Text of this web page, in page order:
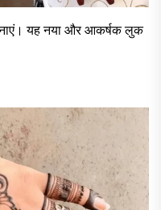
यह नया और आकर्षक लुक